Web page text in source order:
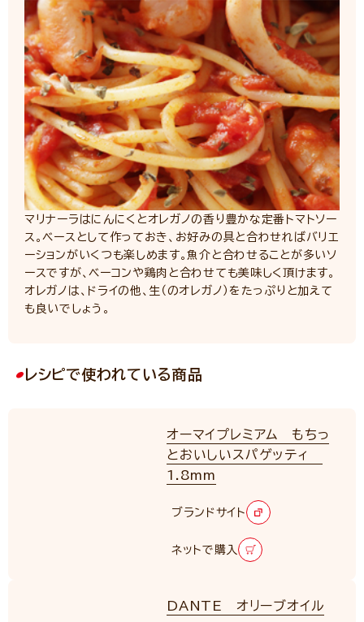
マリナーラはにんにくとオレガノの香り豊かな定番トマトソー
ス。ベースとして作っておき、お好みの具と合わせればバリエ
ーションがいくつも楽しめます。魚介と合わせることが多いソ
ースですが、ベーコンや鶏肉と合わせても美味しく頂けます。
オレガノは、ドライの他、生（のオレガノ）をたっぷりと加えて
も良いでしょう。
レシピで使われている商品
オーマイプレミアム もちっ
とおいしいスパゲッティ
1.8mm
ブランドサイト
ネットで購入
DANTE オリーブオイル